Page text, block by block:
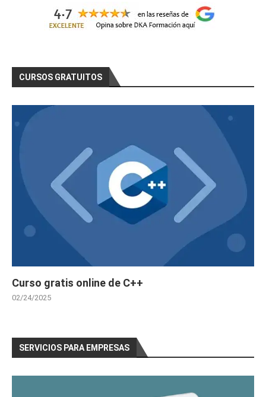
CURSOS GRATUITOS
Curso gratis online de C++
02/24/2025
SERVICIOS PARA EMPRESAS